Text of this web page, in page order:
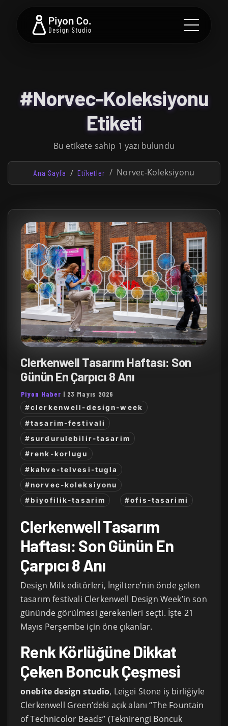
#Norvec-Koleksiyonu
Etiketi
Bu etikete sahip 1 yazı bulundu
Ana Sayfa Etiketler Norvec-Koleksiyonu
Clerkenwell Tasarım Haftası: Son
Günün En Çarpıcı 8 Anı
Piyon Haber | 23 Mayıs 2026
#clerkenwell-design-week
#tasarim-festivali
#surdurulebilir-tasarim
#renk-korlugu
#kahve-telvesi-tugla
#norvec-koleksiyonu
#biyofilik-tasarim
#ofis-tasarimi
Clerkenwell Tasarım
Haftası: Son Günün En
Çarpıcı 8 Anı
Design Milk editörleri, İngiltere’nin önde gelen
tasarım festivali Clerkenwell Design Week’in son
gününde görülmesi gerekenleri seçti. İşte 21
Mayıs Perşembe için öne çıkanlar.
Renk Körlüğüne Dikkat
Çeken Boncuk Çeşmesi
onebite design studio, Leigei Stone iş birliğiyle
Clerkenwell Green’deki açık alanı “The Fountain
of Technicolor Beads” (Teknirengi Boncuk